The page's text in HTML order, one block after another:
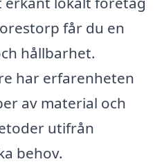
får du en
hållbarhet.
har erfarenheten
av material och
utifrån
behov.